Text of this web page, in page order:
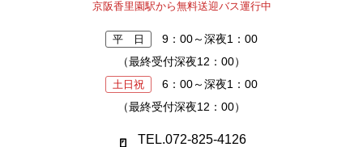
京阪香里園駅から無料送迎バス運行中
平 日
9：00～深夜1：00
（最終受付深夜12：00）
土日祝
6：00～深夜1：00
（最終受付深夜12：00）
TEL.072-825-4126